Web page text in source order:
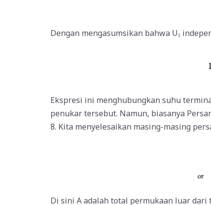
Dengan mengasumsikan bahwa U₁
Ekspresi ini menghubungkan suhu
penukar tersebut. Namun, biasanya
8. Kita menyelesaikan masing-masing
Di sini A adalah total permukaan luar dari